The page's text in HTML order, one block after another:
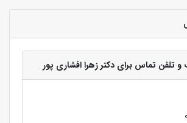
تماس برای دکتر زهرا افشاری پور